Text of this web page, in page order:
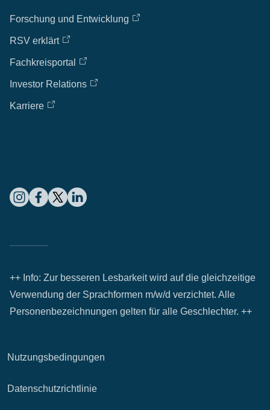
Forschung und Entwicklung
RSV erklärt
Fachkreisportal
Investor Relations
Karriere
++ Info: Zur besseren Lesbarkeit wird auf die gleichzeitige
Verwendung der Sprachformen m/w/d verzichtet. Alle
Personenbezeichnungen gelten für alle Geschlechter. ++
Nutzungsbedingungen
Datenschutzrichtlinie